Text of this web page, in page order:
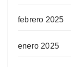
febrero 2025
enero 2025